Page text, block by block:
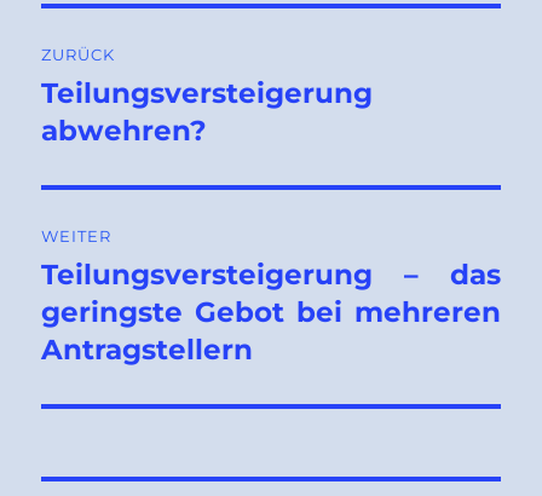
ZURÜCK
Vorheriger
Beitrag:
Teilungsversteigerung
abwehren?
WEITER
Nächster
Beitrag:
Teilungsversteigerung – das
geringste Gebot bei mehreren
Antragstellern